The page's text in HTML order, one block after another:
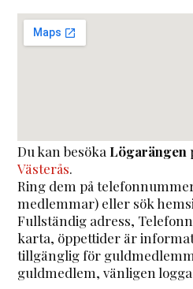
Du kan besöka Lögarängen
Västerås.
Ring dem på
medlemmar) eller sök
Fullständig adress,
karta, öppettider är
tillgänglig för
guldmedlem, vänligen